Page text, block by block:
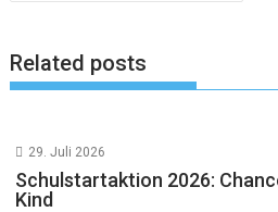
Related posts
29. Juli 2026
Schulstartaktion 2026:
Kind